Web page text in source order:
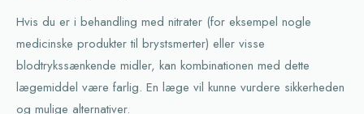
Hvis du er i behandling med nitrater (for eksempel nogle
medicinske produkter til brystsmerter) eller visse
blodtrykssænkende midler, kan kombinationen med dette
lægemiddel være farlig. En læge vil kunne vurdere sikkerheden
og mulige alternativer.